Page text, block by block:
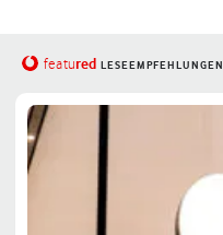
featured LESEEMPFEHLUNGEN